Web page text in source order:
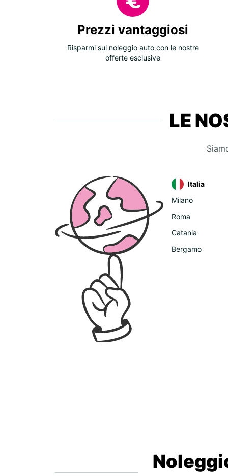
Prezzi vantaggiosi
Risparmi sul noleggio auto con le nostre
offerte esclusive
LE
Italia
Milano
Roma
Catania
Bergamo